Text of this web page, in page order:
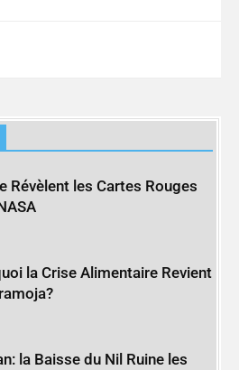
Révèlent les Cartes Rouges
la Crise Alimentaire Revient
la Baisse du Nil Ruine les